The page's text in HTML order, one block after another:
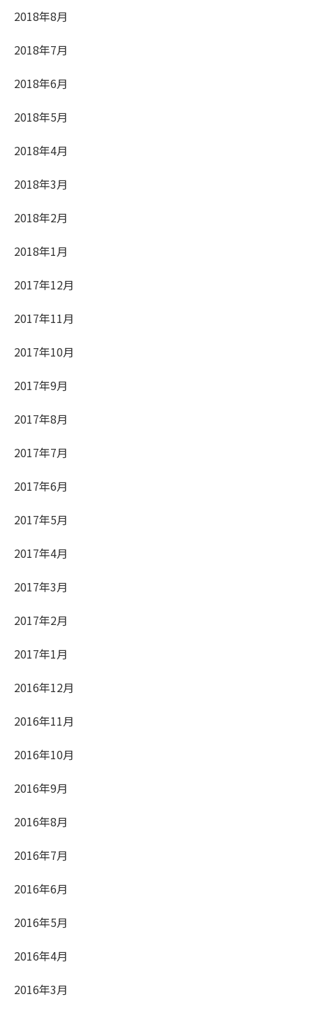
2018年8月
2018年7月
2018年6月
2018年5月
2018年4月
2018年3月
2018年2月
2018年1月
2017年12月
2017年11月
2017年10月
2017年9月
2017年8月
2017年7月
2017年6月
2017年5月
2017年4月
2017年3月
2017年2月
2017年1月
2016年12月
2016年11月
2016年10月
2016年9月
2016年8月
2016年7月
2016年6月
2016年5月
2016年4月
2016年3月